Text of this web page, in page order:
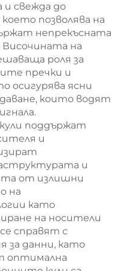
и свежда до
позволява на
непрекъсната
Височината на
роля за
пречки и
осигурява ясни
които водят
поддържат
и
и
от излишни
на
като
на носители
справят с
за данни, като
оптимална